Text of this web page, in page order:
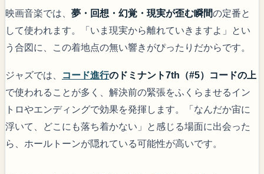
映画音楽では、 夢・回想・幻覚・現実が歪む瞬間の定番と
して使われます。「いま現実から離れていきますよ」とい
う合図に、この着地点の無い響きがぴったりだからです。
ジャズでは、 コード進行のドミナント7th（#5）コードの上
で使われることが多く、解決前の緊張をふくらませるイン
トロやエンディングで効果を発揮します。「なんだか宙に
浮いて、どこにも落ち着かない」と感じる場面に出会った
ら、ホールトーンが隠れている可能性が高いです。